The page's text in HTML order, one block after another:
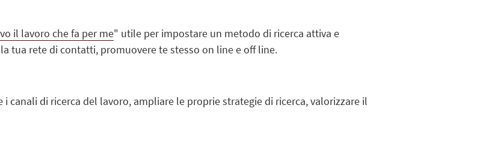
il lavoro che fa per me" utile per impostare un metodo di ricerca attiva e
tua rete di contatti, promuovere te stesso on line e off line.
canali di ricerca del lavoro, ampliare le proprie strategie di ricerca, valorizzare il